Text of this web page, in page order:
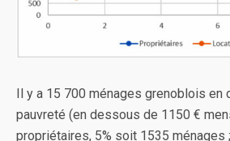
Il y a 15 700 ménages grenoblois en
pauvreté (en dessous de 1150 €
propriétaires, 5% soit 1535 ménages